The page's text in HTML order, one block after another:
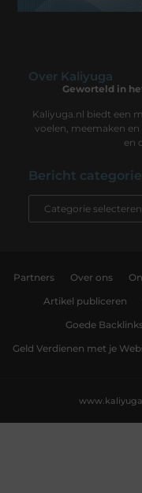
Over Kaliyuga
Geworteld in
Kaliyuga.nl biedt een
voelen, meemaken
en
Bericht categorie
Partners Over ons
Artikel publiceren
Goede
Geld Verdienen met je